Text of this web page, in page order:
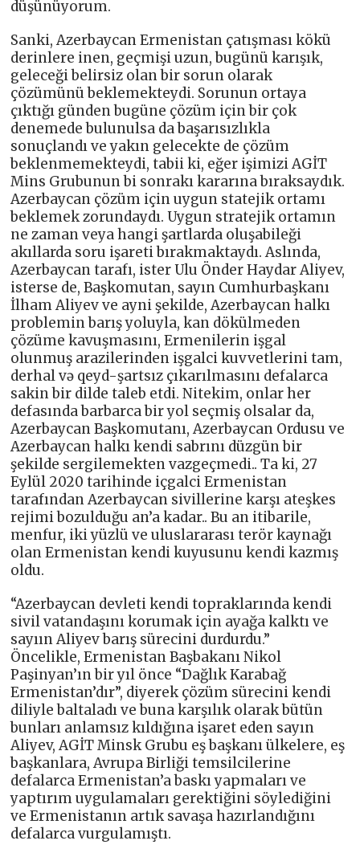
düşünüyorum.
Sanki, Azerbaycan Ermenistan çatışması kökü
derinlere inen, geçmişi uzun, bugünü karışık,
geleceği belirsiz olan bir sorun olarak
çözümünü beklemekteydi. Sorunun ortaya
çıktığı günden bugüne çözüm için bir çok
denemede bulunulsa da başarısızlıkla
sonuçlandı ve yakın gelecekte de çözüm
beklenmemekteydi, tabii ki, eğer işimizi AGİT
Mins Grubunun bi sonrakı kararına bıraksaydık.
Azerbaycan çözüm için uygun statejik ortamı
beklemek zorundaydı. Uygun stratejik ortamın
ne zaman veya hangi şartlarda oluşabileği
akıllarda soru işareti bırakmaktaydı. Aslında,
Azerbaycan tarafı, ister Ulu Önder Haydar Aliyev,
isterse de, Başkomutan, sayın Cumhurbaşkanı
İlham Aliyev ve ayni şekilde, Azerbaycan halkı
problemin barış yoluyla, kan dökülmeden
çözüme kavuşmasını, Ermenilerin işgal
olunmuş arazilerinden işgalci kuvvetlerini tam,
derhal və qeyd-şartsız çıkarılmasını defalarca
sakin bir dilde taleb etdi. Nitekim, onlar her
defasında barbarca bir yol seçmiş olsalar da,
Azerbaycan Başkomutanı, Azerbaycan Ordusu ve
Azerbaycan halkı kendi sabrını düzgün bir
şekilde sergilemekten vazgeçmedi.. Ta ki, 27
Eylül 2020 tarihinde içgalci Ermenistan
tarafından Azerbaycan sivillerine karşı ateşkes
rejimi bozulduğu an’a kadar.. Bu an itibarile,
menfur, iki yüzlü ve uluslararası terör kaynağı
olan Ermenistan kendi kuyusunu kendi kazmış
oldu.
“Azerbaycan devleti kendi topraklarında kendi
sivil vatandaşını korumak için ayağa kalktı ve
sayıın Aliyev barış sürecini durdurdu.”
Öncelikle, Ermenistan Başbakanı Nikol
Paşinyan’ın bir yıl önce “Dağlık Karabağ
Ermenistan’dır”, diyerek çözüm sürecini kendi
diliyle baltaladı ve buna karşılık olarak bütün
bunları anlamsız kıldığına işaret eden sayın
Aliyev, AGİT Minsk Grubu eş başkanı ülkelere, eş
başkanlara, Avrupa Birliği temsilcilerine
defalarca Ermenistan’a baskı yapmaları ve
yaptırım uygulamaları gerektiğini söylediğini
ve Ermenistanın artık savaşa hazırlandığını
defalarca vurgulamıştı.